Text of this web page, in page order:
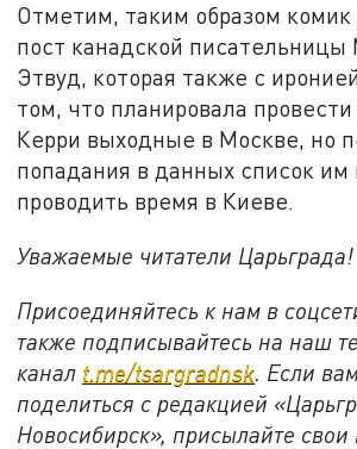
Отметим, таким образом
пост канадской писательницы
Этвуд, которая также с
том, что планировала
Керри выходные в Москве, но
попадания в данных список им
проводить время в Киеве.
Уважаемые читатели Царьграда!
Присоединяйтесь к нам в
также подписывайтесь на наш
канал t.me/tsargradnsk. Если
поделиться с редакцией
Новосибирск», присылайте